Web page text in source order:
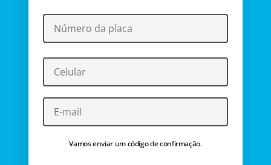
Vamos enviar um código de confirmação.